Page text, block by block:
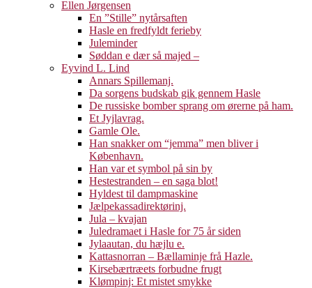
Ellen Jørgensen
En ”Stille” nytårsaften
Hasle en fredfyldt ferieby
Juleminder
Søddan e dær så majed –
Eyvind L. Lind
Annars Spillemanj.
Da sorgens budskab gik gennem Hasle
De russiske bomber sprang om ørerne på ham.
Et Jyjlavrag.
Gamle Ole.
Han snakker om “jemma” men bliver i
København.
Han var et symbol på sin by
Hestestranden – en saga blot!
Hyldest til dampmaskine
Jælpekassadirektørinj.
Jula – kvajan
Juledramaet i Hasle for 75 år siden
Jylaautan, du hæjlu e.
Kattasnorran – Bællaminje frå Hazle.
Kirsebærtræets forbudne frugt
Klømpinj: Et mistet smykke